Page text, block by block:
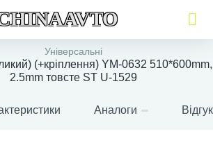
Універсальні
(+кріплення) YM-0632 510*600mm,
2.5mm товсте ST U-1529
Аналоги